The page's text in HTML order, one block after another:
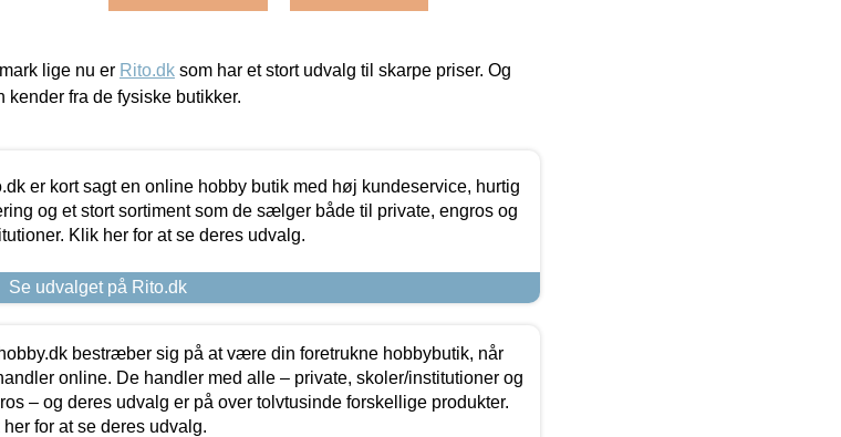
lige nu er Rito.dk som har et stort udvalg til skarpe priser. Og
kender fra de fysiske butikker.
er kort sagt en online hobby butik med høj kundeservice, hurtig
og et stort sortiment som de sælger både til private, engros og
Klik her for at se deres udvalg.
Se udvalget på Rito.dk
bestræber sig på at være din foretrukne hobbybutik, når
online. De handler med alle – private, skoler/institutioner og
– og deres udvalg er på over tolvtusinde forskellige produkter.
her for at se deres udvalg.